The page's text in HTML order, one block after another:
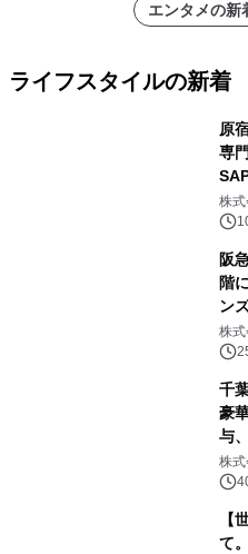
エンタメの新
ライフスタイルの新着
原
専
株
阪
階
ン
株
千
豪
与
ト
株
【
て